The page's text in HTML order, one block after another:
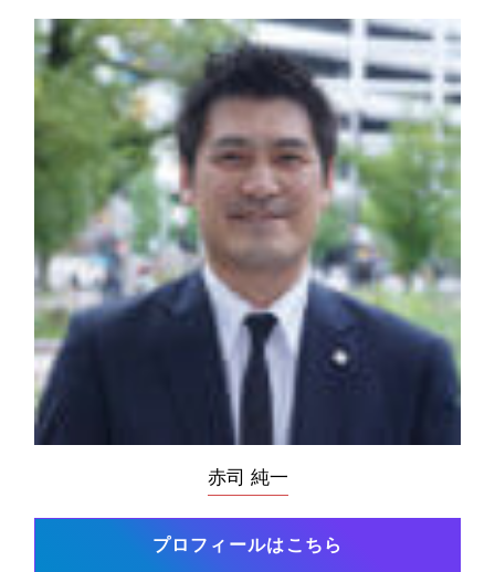
赤司 純一
プロフィールはこちら